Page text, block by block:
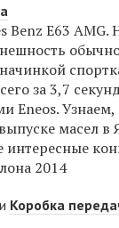
Benz E63
за 3,7
Eneos. Узнаем,
масел
интересные
2014
Коробка